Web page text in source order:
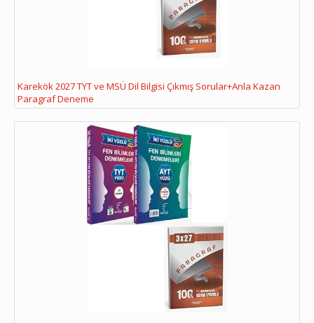
Karekök 2027 TYT ve MSÜ Dil Bilgisi Çıkmış Sorular+Anla Kazan
Paragraf Deneme